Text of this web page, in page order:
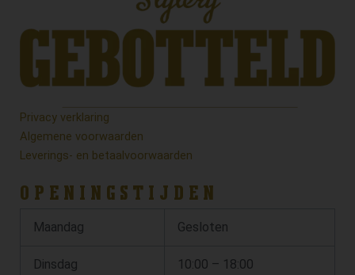
Privacy verklaring
Algemene voorwaarden
Leverings- en betaalvoorwaarden
OPENINGSTIJDEN
Maandag Gesloten
Dinsdag 10:00 – 18:00